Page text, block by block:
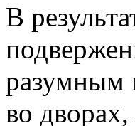
В
разумным
во